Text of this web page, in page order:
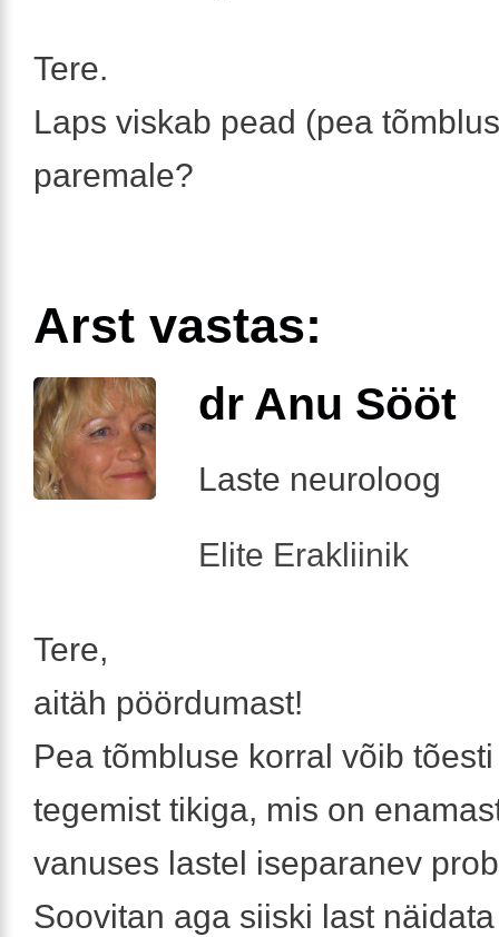
Tere.
Laps viskab pead (pea
paremale?
Arst vastas:
dr Anu Sööt
Laste neuroloog
Elite Erakliinik
Tere,
aitäh pöördumast!
Pea tõmbluse korral võib
tegemist tikiga, mis on
vanuses lastel iseparanev
Soovitan aga siiski last näidata